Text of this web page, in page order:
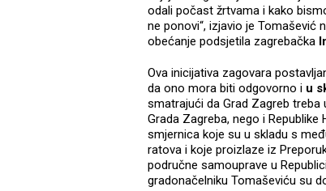
odali počast žrtvama i kako
ne ponovi“, izjavio je Tomašević
obećanje podsjetila zagrebačka
Ova inicijativa zagovara
da ono mora biti odgovorno i u
smatrajući da Grad Zagreb
Grada Zagreba, nego i
smjernica koje su u skladu s
ratova i koje proizlaze iz
područne samouprave u
gradonačelniku Tomaševiću su